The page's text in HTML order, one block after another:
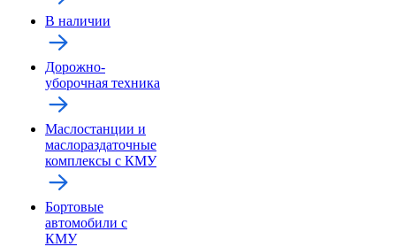
В наличии
Дорожно-
уборочная техника
Маслостанции и
маслораздаточные
комплексы с КМУ
Бортовые
автомобили с
КМУ